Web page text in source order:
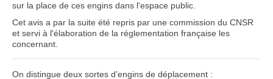
sur la place de ces engins dans l'espace public.
Cet avis a par la suite été repris par une commission du CNSR
et servi à l'élaboration de la réglementation française les
concernant.
On distingue deux sortes d’engins de déplacement :